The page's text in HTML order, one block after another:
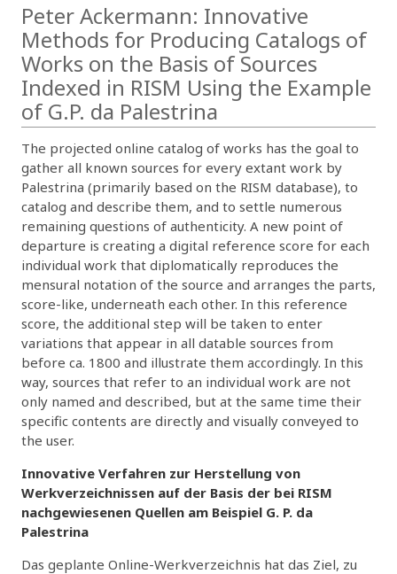
Peter Ackermann: Innovative
Methods for Producing Catalogs of
Works on the Basis of Sources
Indexed in RISM Using the Example
of G.P. da Palestrina
The projected online catalog of works has the goal to
gather all known sources for every extant work by
Palestrina (primarily based on the RISM database), to
catalog and describe them, and to settle numerous
remaining questions of authenticity. A new point of
departure is creating a digital reference score for each
individual work that diplomatically reproduces the
mensural notation of the source and arranges the parts,
score-like, underneath each other. In this reference
score, the additional step will be taken to enter
variations that appear in all datable sources from
before ca. 1800 and illustrate them accordingly. In this
way, sources that refer to an individual work are not
only named and described, but at the same time their
specific contents are directly and visually conveyed to
the user.
Innovative Verfahren zur Herstellung von
Werkverzeichnissen auf der Basis der bei RISM
nachgewiesenen Quellen am Beispiel G. P. da
Palestrina
Das geplante Online-Werkverzeichnis hat das Ziel, zu